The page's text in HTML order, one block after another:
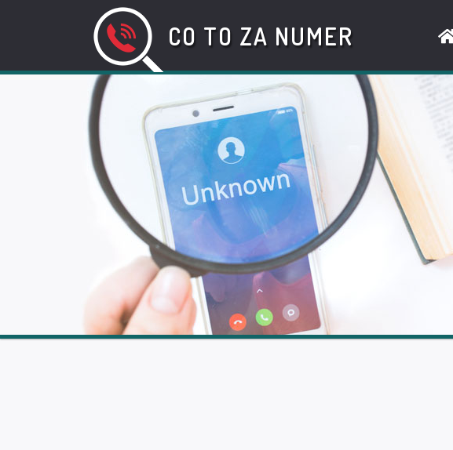
CO TO ZA NUMER